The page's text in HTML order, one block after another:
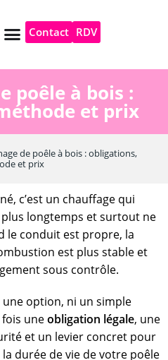
Contact RDV
poêle à bois :
et prix
de poêle à bois : obligations,
et prix
c’est un chauffage qui
longtemps et surtout ne
le conduit est propre, la
est plus stable et
sous contrôle.
une option, ni un simple
fois uneobligation légale, une
et un levier concret pour
durée de vie de votre poêle